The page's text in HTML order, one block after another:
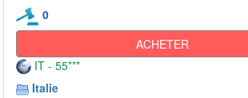
0
ACHETER
IT - 55***
Italie